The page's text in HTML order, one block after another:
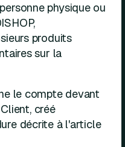
physique ou
produits
sur la
le compte devant
créé
décrite à l'article